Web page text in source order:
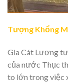
Tượng Khổng
Gia Cát Lượng
của nước Thục
to lớn trong việc